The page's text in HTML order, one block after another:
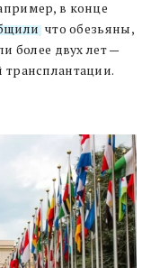
в конце
, что обезьяны,
более двух лет —